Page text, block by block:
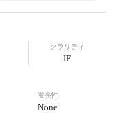
クラリティ
IF
蛍光性
None